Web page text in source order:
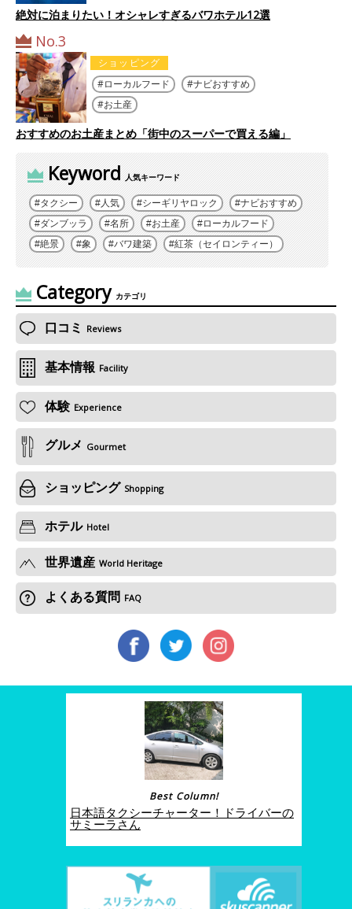
絶対に泊まりたい！オシャレすぎるバワホテル12選
No.3
ショッピング
ローカルフード
ナビおすすめ
お土産
おすすめのお土産まとめ「街中のスーパーで買える編」
Keyword 人気キーワード
タクシー 人気 シーギリヤロック
ナビおすすめ
ダンブッラ
名所 お土産
ローカルフード
絶景
象 バワ建築 紅茶（セイロンティー）
Category カテゴリ
口コミ Reviews
基本情報 Facility
体験 Experience
グルメ Gourmet
ショッピング Shopping
ホテル Hotel
世界遺産 World Heritage
よくある質問 FAQ
Best Column!
日本語タクシーチャーター！ドライバーの
サミーラさん